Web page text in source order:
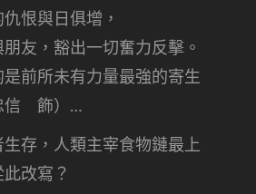
恨與日俱增，
友，豁出一切奮力反擊。
前所未有力量最強的寄生
信 飾）…
存，人類主宰食物鏈最上
改寫？